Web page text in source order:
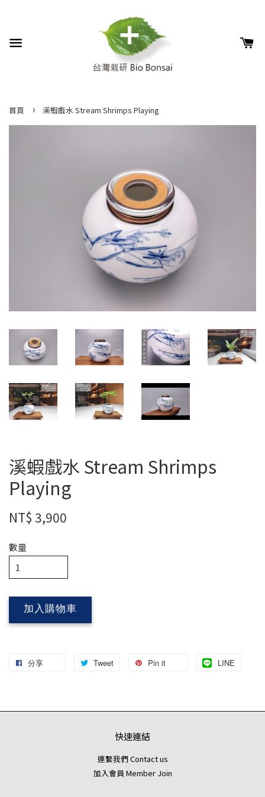
首頁 › 溪蝦戲水 Stream Shrimps Playing
溪蝦戲水 Stream Shrimps
Playing
NT$ 3,900
數量
加入購物車
分享 Tweet Pin it LINE
快速連結
連繫我們 Contact us
加入會員 Member Join